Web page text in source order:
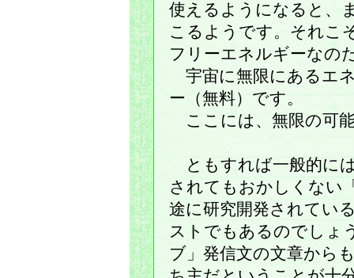
使えるようになると、
こるようです。それこ
フリーエネルギーなの
宇宙に無限にあるエ
ー（無料）です。
ここには、無限の可
ともすれば一般的に
されてもおかしくない
途に研究開発されてい
ストでもあるのでしょ
ブ」発信文の文章から